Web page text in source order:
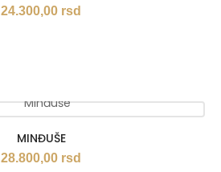
24.300,00 rsd
MINĐUŠE
28.800,00 rsd